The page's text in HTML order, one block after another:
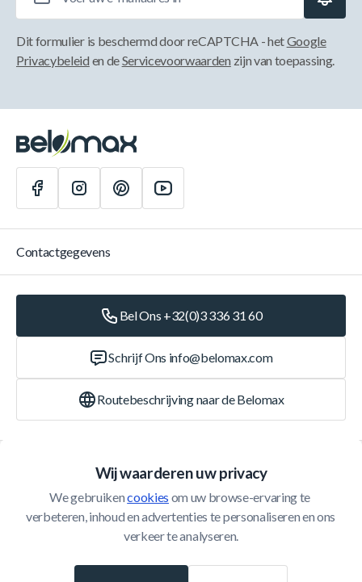
Wij waarderen uw privacy
We gebruiken cookies om uw browse-ervaring te
verbeteren, inhoud en advertenties te personaliseren en ons
verkeer te analyseren.
Dit formulier is beschermd door reCAPTCHA - hetGoogle
Privacybeleid en deServicevoorwaarden zijn van toepassing.
Klantenservice
Contactgegevens
Bel Ons +32(0)3 336 31 60
Schrijf Ons info@belomax.com
Routebeschrijving naar de Belomax